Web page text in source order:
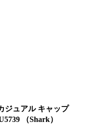
ジュアル キャップ
（Shark）